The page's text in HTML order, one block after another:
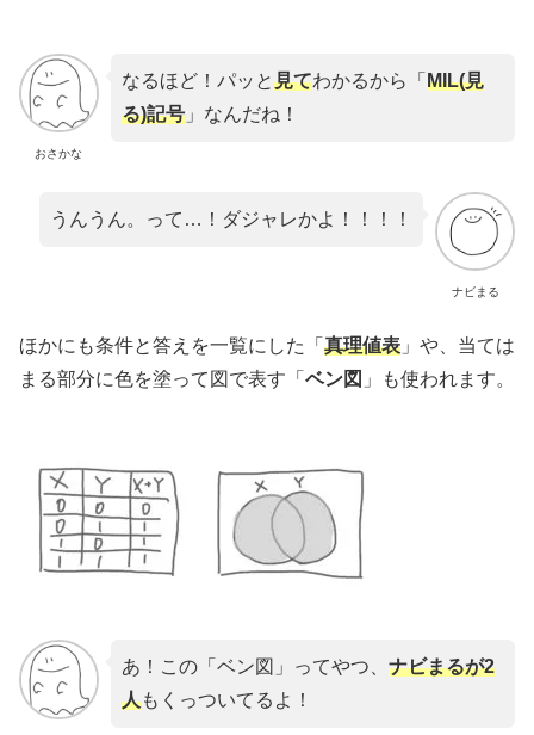
おさかな
なるほど！パッと見てわかるから「 MIL(見
る)記号」なんだね！
ナビまる
うんうん。って…！ダジャレかよ！！！！
ほかにも条件と答えを一覧にした「 真理値表 」や、当ては
まる部分に色を塗って図で表す「 ベン図 」も使われます。
あ！この「ベン図」ってやつ、 ナビまるが2
人もくっついてるよ！